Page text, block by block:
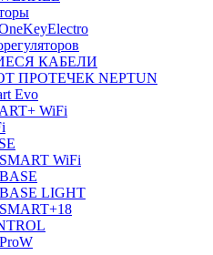
КАБЕЛИ
NEPTUN
Evo
WiFi
WiFi
LIGHT